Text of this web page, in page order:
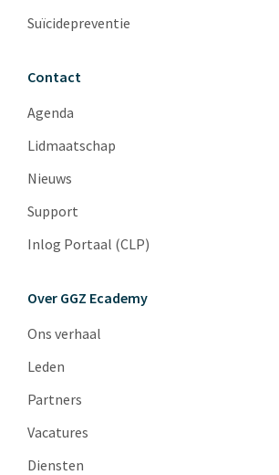
Suïcidepreventie
Contact
Agenda
Lidmaatschap
Nieuws
Support
Inlog Portaal (CLP)
Over GGZ Ecademy
Ons verhaal
Leden
Partners
Vacatures
Diensten